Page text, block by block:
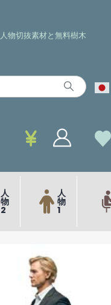
人物切抜素材と無料樹木
人
物
2
人
物
1